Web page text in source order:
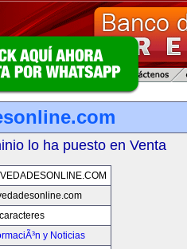
lo ha puesto en Venta
y Noticias